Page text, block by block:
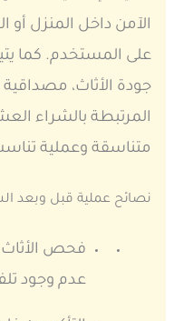
الآمن داخل المنزل أو
على المستخدم. كما
جودة الأثاث، مصداقية
المرتبطة بالشراء
متناسقة وعملية
نصائح عملية قبل وبعد
فحص الأثاث
عدم وجود